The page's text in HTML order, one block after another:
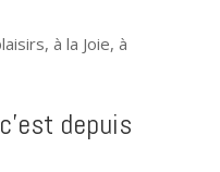
à la Joie, à
depuis